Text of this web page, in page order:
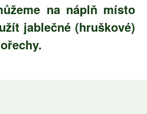
na náplň místo
jablečné (hruškové)